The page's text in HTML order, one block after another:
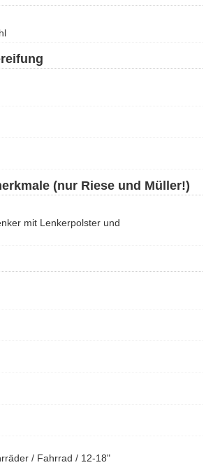
(nur Riese und Müller!)
mit Lenkerpolster und
/ Fahrrad / 12-18"